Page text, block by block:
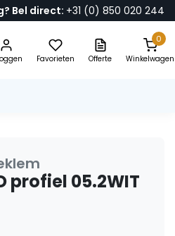
Bel direct: +31 (0) 850 020 244
Favorieten Offerte
0
Winkelwagen
profiel 05.2WIT